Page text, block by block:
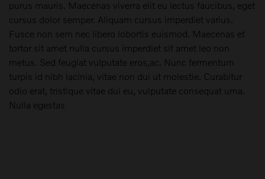
purus mauris. Maecenas viverra elit eu lectus faucibus, eget
cursus dolor semper. Aliquam cursus imperdiet varius.
Fusce non sem nec libero lobortis euismod. Maecenas et
tortor sit amet nulla cursus imperdiet sit amet leo non
metus. Sed feugiat vulputate eros,ac. Nunc fermentum
turpis id nibh lacinia, vitae non dui ut molestie. Curabitur
odio erat, tristique vitae dui eu, vulputate consequat urna.
Nulla egestas